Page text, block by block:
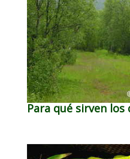
Para qué sirven